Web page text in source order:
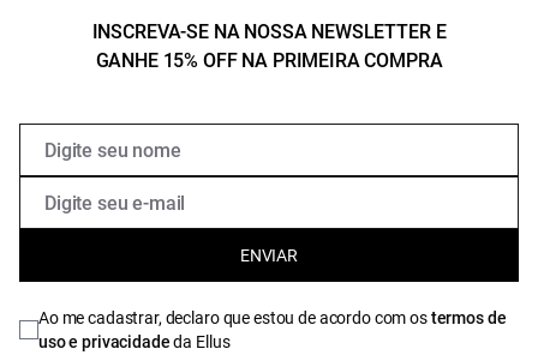
INSCREVA-SE NA NOSSA NEWSLETTER E
GANHE 15% OFF NA PRIMEIRA COMPRA
ENVIAR
Ao me cadastrar, declaro que estou de acordo com ostermos de
uso e privacidadeda Ellus